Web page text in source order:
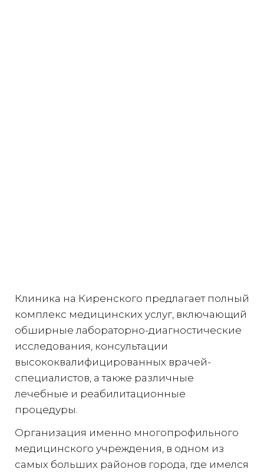
Клиника на Киренского предлагает полный
комплекс медицинских услуг, включающий
обширные лабораторно-диагностические
исследования, консультации
высококвалифицированных врачей-
специалистов, а также различные
лечебные и реабилитационные
процедуры.
Организация именно многопрофильного
медицинского учреждения, в одном из
самых больших районов города, где имелся